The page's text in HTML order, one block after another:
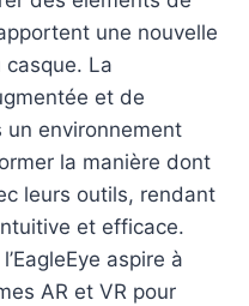
une nouvelle
La
et de
un environnement
la manière dont
leurs outils, rendant
et efficace.
aspire à
AR et VR pour